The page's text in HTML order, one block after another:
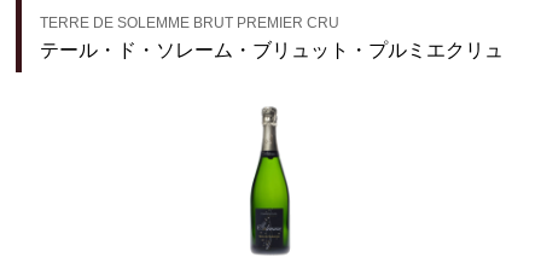
TERRE DE SOLEMME BRUT PREMIER CRU
テール・ド・ソレーム・ブリュット・プルミエクリュ